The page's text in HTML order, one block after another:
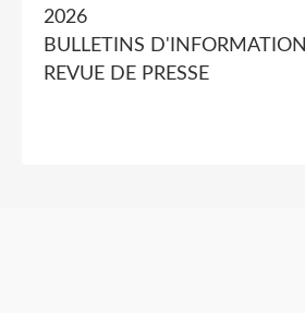
2026
BULLETINS D'INFORMATION
REVUE DE PRESSE